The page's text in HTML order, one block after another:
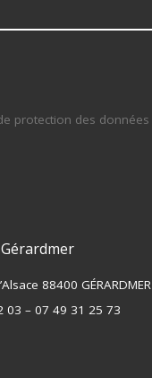
protection des données
88400 GÉRARDMER
03 – 07 49 31 25 73